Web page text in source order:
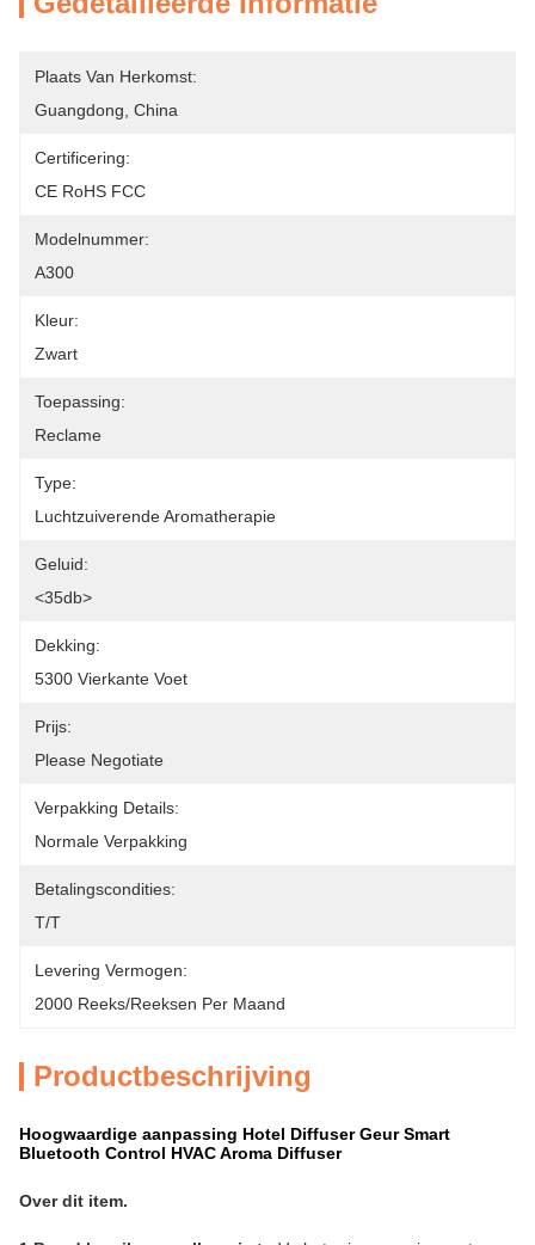
Plaats Van Herkomst:
Guangdong, China
Certificering:
CE RoHS FCC
Modelnummer:
A300
Kleur:
Zwart
Toepassing:
Reclame
Type:
Luchtzuiverende Aromatherapie
Geluid:
<35db>
Dekking:
5300 Vierkante Voet
Prijs:
Please Negotiate
Verpakking Details:
Normale Verpakking
Betalingscondities:
T/T
Levering Vermogen:
2000 Reeks/Reeksen Per Maand
Productbeschrijving
Hoogwaardige aanpassing Hotel Diffuser Geur Smart
Bluetooth Control HVAC Aroma Diffuser
Over dit item.